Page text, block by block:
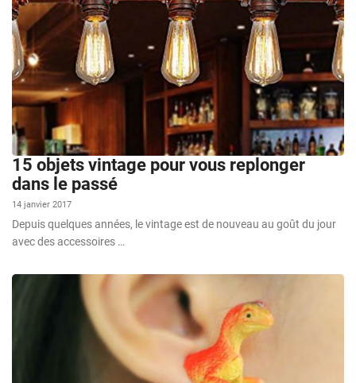
15 objets vintage pour vous replonger
dans le passé
14 janvier 2017
Depuis quelques années, le vintage est de nouveau au goût du jour
avec des accessoires …